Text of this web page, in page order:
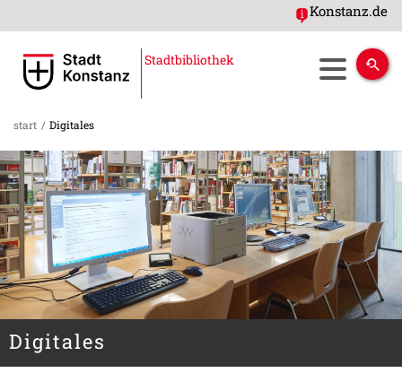
Konstanz.de
Stadtbibliothek
start / Digitales
Digitales